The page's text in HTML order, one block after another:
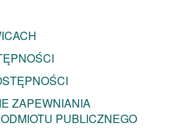
ZAPEWNIANIA
PUBLICZNEGO